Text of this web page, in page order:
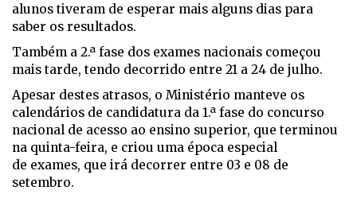
alunos tiveram de esperar mais alguns dias para
saber os resultados.
Também a 2.ª fase dos exames nacionais começou
mais tarde, tendo decorrido entre 21 a 24 de julho.
Apesar destes atrasos, o Ministério manteve os
calendários de candidatura da 1.ª fase do concurso
nacional de acesso ao ensino superior, que terminou
na quinta-feira, e criou uma época especial
de exames, que irá decorrer entre 03 e 08 de
setembro.